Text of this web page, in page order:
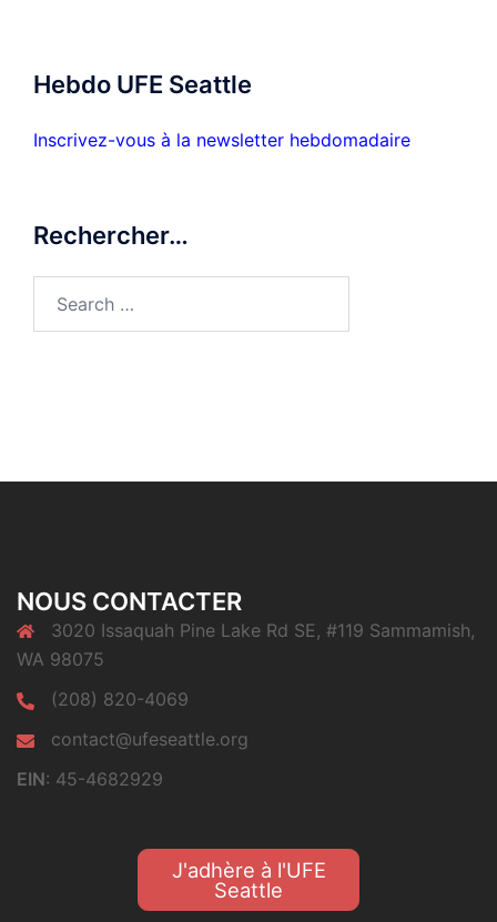
Hebdo UFE Seattle
Inscrivez-vous à la newsletter hebdomadaire
Rechercher…
NOUS CONTACTER
3020 Issaquah Pine Lake Rd SE, #119 Sammamish,
WA 98075
(208) 820-4069
contact@ufeseattle.org
EIN: 45-4682929
J'adhère à l'UFE
Seattle